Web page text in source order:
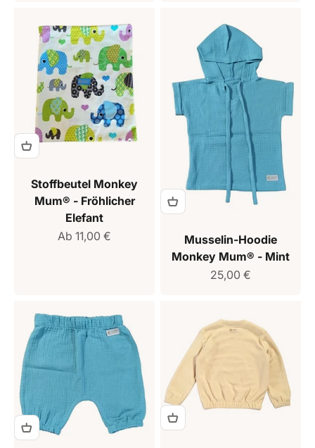
Stoffbeutel Monkey
Mum® - Fröhlicher
Elefant
Verkaufspreis
Ab 11,00 €
Musselin-Hoodie
Monkey Mum® - Mint
Verkaufspreis
25,00 €